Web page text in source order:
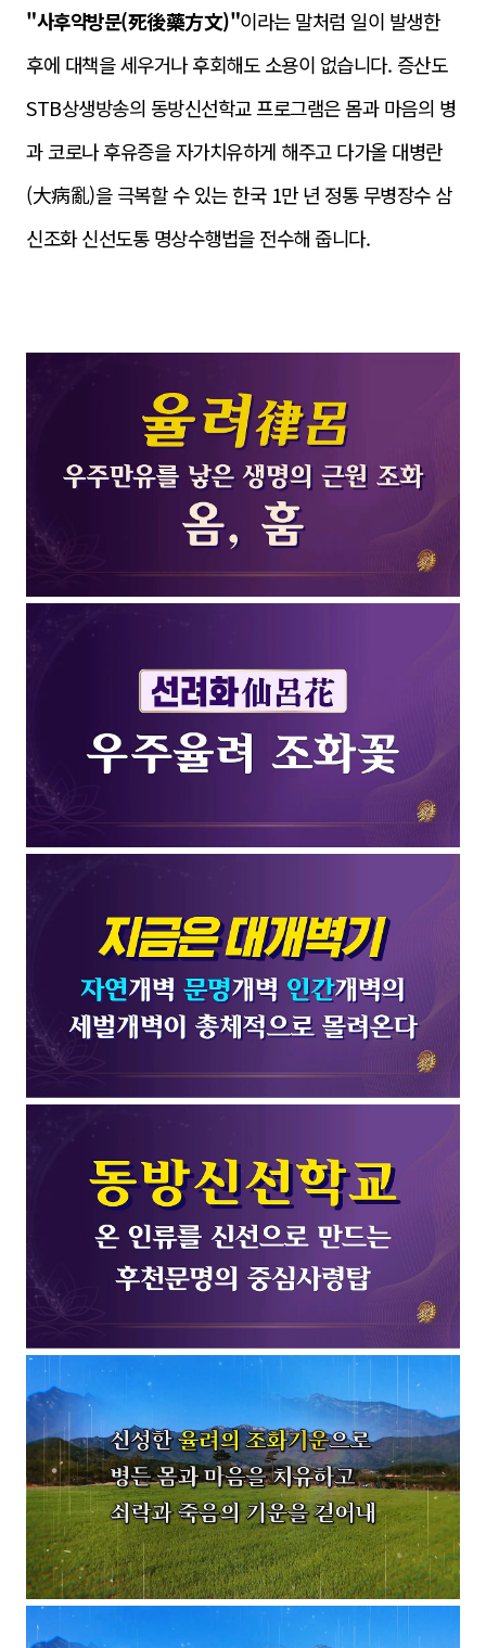
"사후약방문(死後藥方文)"이라는 말처럼 일이 발생한
후에 대책을 세우거나 후회해도 소용이 없습니다. 증산도
STB상생방송의 동방신선학교 프로그램은 몸과 마음의 병
과 코로나 후유증을 자가치유하게 해주고 다가올 대병란
(大病亂)을 극복할 수 있는 한국 1만 년 정통 무병장수 삼
신조화 신선도통 명상수행법을 전수해 줍니다.